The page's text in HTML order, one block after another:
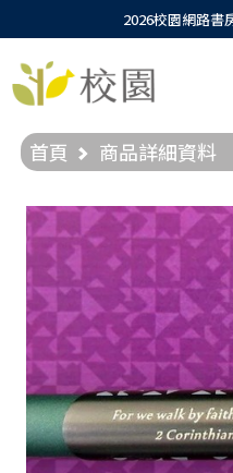
2026校園網路書
首頁 商品詳細資料